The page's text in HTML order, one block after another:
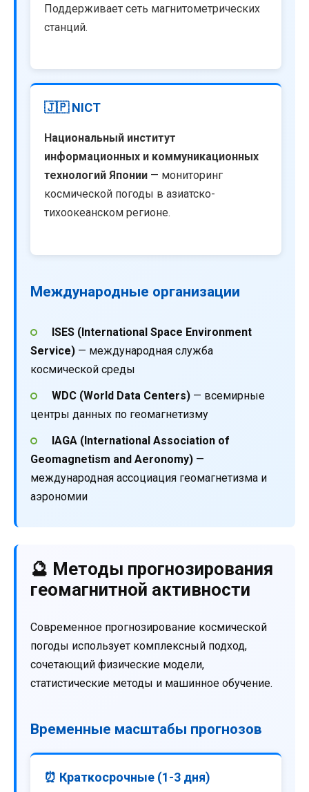
Поддерживает сеть магнитометрических
станций.
🇯🇵 NICT
Национальный институт
информационных и коммуникационных
технологий Японии — мониторинг
космической погоды в азиатско-
тихоокеанском регионе.
Международные организации
ISES (International Space Environment
Service) — международная служба
космической среды
WDC (World Data Centers)— всемирные
центры данных по геомагнетизму
IAGA (International Association of
Geomagnetism and Aeronomy) —
международная ассоциация геомагнетизма и
аэрономии
🔮 Методы прогнозирования
геомагнитной активности
Современное прогнозирование космической
погоды использует комплексный подход,
сочетающий физические модели,
статистические методы и машинное обучение.
Временные масштабы прогнозов
⏰ Краткосрочные (1-3 дня)